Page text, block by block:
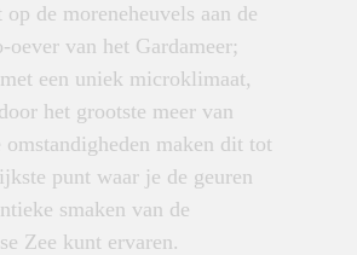
de moreneheuvels aan de
oever van het Gardameer;
een uniek microklimaat,
het grootste meer van
omstandigheden maken dit tot
punt waar je de geuren
smaken van de
Zee kunt ervaren.